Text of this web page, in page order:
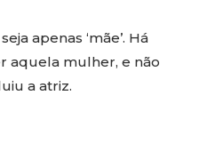
apenas ‘mãe’. Há
aquela mulher, e não
a atriz.